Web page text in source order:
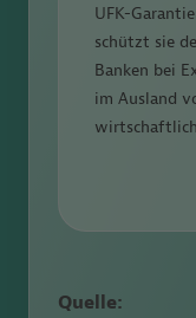
UFK-
schützt sie
Banken bei
im Ausland
Quelle: